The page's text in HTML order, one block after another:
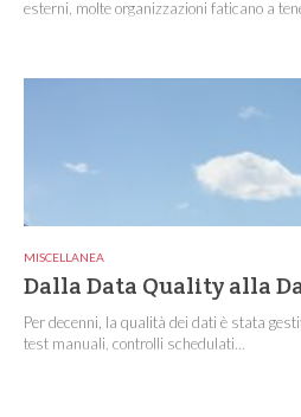
esterni, molte organizzazioni faticano a
MISCELLANEA
Dalla Data Quality alla
Per decenni, la qualità dei dati è stata
test manuali, controlli schedulati...